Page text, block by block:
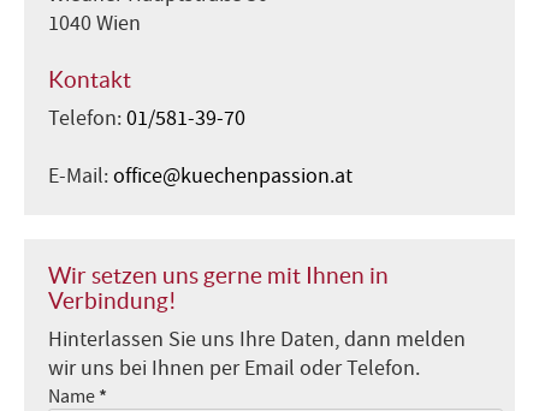
1040 Wien
Kontakt
Telefon:01/581-39-70
E-Mail:office@kuechenpassion.at
Wir setzen uns gerne mit Ihnen in
Verbindung!
Hinterlassen Sie uns Ihre Daten, dann melden
wir uns bei Ihnen per Email oder Telefon.
Name *